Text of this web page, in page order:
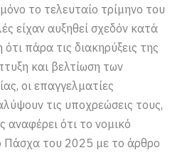
το τελευταίο τρίμηνο του
είχαν αυξηθεί σχεδόν κατά
πάρα τις διακηρύξεις της
και βελτίωση των
οι επαγγελματίες
τις υποχρεώσεις τους,
ότι το νομικό
Πάσχα του 2025 με το άρθρο